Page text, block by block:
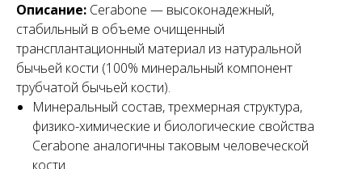
Описание: Cerabone — высоконадежный,
стабильный в объеме очищенный
трансплантационный материал из натуральной
бычьей кости (100% минеральный компонент
трубчатой бычьей кости).
Минеральный состав, трехмерная структура,
физико-химические и биологические свойства
Cerabone аналогичны таковым человеческой
кости.